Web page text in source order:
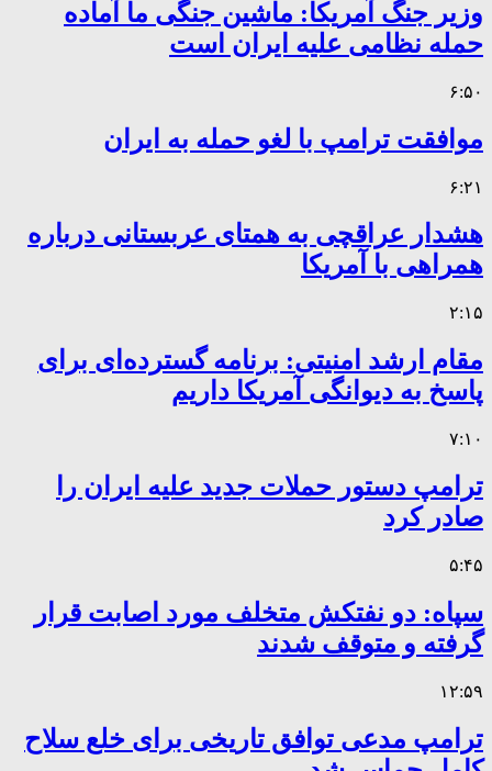
وزیر جنگ آمریکا: ماشین جنگی ما آماده
حمله نظامی علیه ایران است
۶:۵۰
موافقت ترامپ با لغو حمله به ایران
۶:۲۱
هشدار عراقچی به همتای عربستانی درباره
همراهی با آمریکا
۲:۱۵
مقام ارشد امنیتی: برنامه گسترده‌ای برای
پاسخ به دیوانگی آمریکا داریم
۷:۱۰
ترامپ دستور حملات جدید علیه ایران را
صادر کرد
۵:۴۵
سپاه: دو نفتکش متخلف مورد اصابت قرار
گرفته و متوقف شدند
۱۲:۵۹
ترامپ مدعی توافق تاریخی برای خلع سلاح